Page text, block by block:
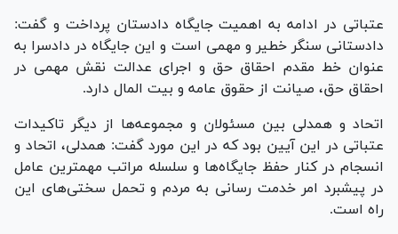
عتباتی در ادامه به اهمیت جایگاه دادستان پرداخت و گفت:
دادستانی سنگر خطیر و مهمی است و این جایگاه در دادسرا به
عنوان خط مقدم احقاق حق و اجرای عدالت نقش مهمی در
احقاق حق، صیانت از حقوق عامه و بیت المال دارد.
اتحاد و همدلی بین مسئولان و مجموعه‌ها از دیگر تاکیدات
عتباتی در این آیین بود که در این مورد گفت: همدلی، اتحاد و
انسجام در کنار حفظ جایگاه‌ها و سلسله مراتب مهمترین عامل
در پیشبرد امر خدمت رسانی به مردم و تحمل سختی‌های این
راه است.